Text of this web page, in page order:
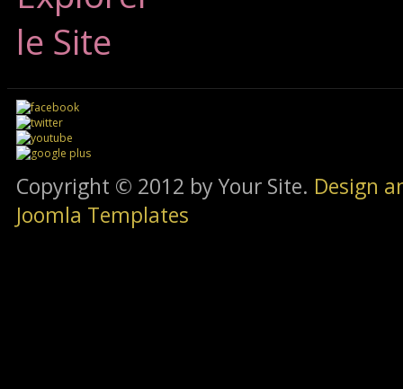
le Site
Copyright © 2012 by Your Site. Design
Joomla Templates